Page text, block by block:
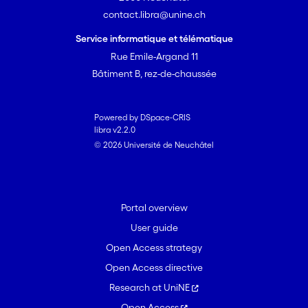
the consequences of debt enforcement
where debt is entirely homogeneous
and highly punitive, with strong
negative consequences for the most
precarious segments of the population.
activities is increasingly based on
financial relations, the centrality of debt
and its sacralization contribute to
contact.libra@unine.ch
Service informatique et télématique
Rue Emile-Argand 11
Bâtiment B, rez-de-chaussée
Powered by DSpace-CRIS
libra v2.2.0
© 2026 Université de Neuchâtel
Portal overview
User guide
Open Access strategy
Open Access directive
Research at UniNE